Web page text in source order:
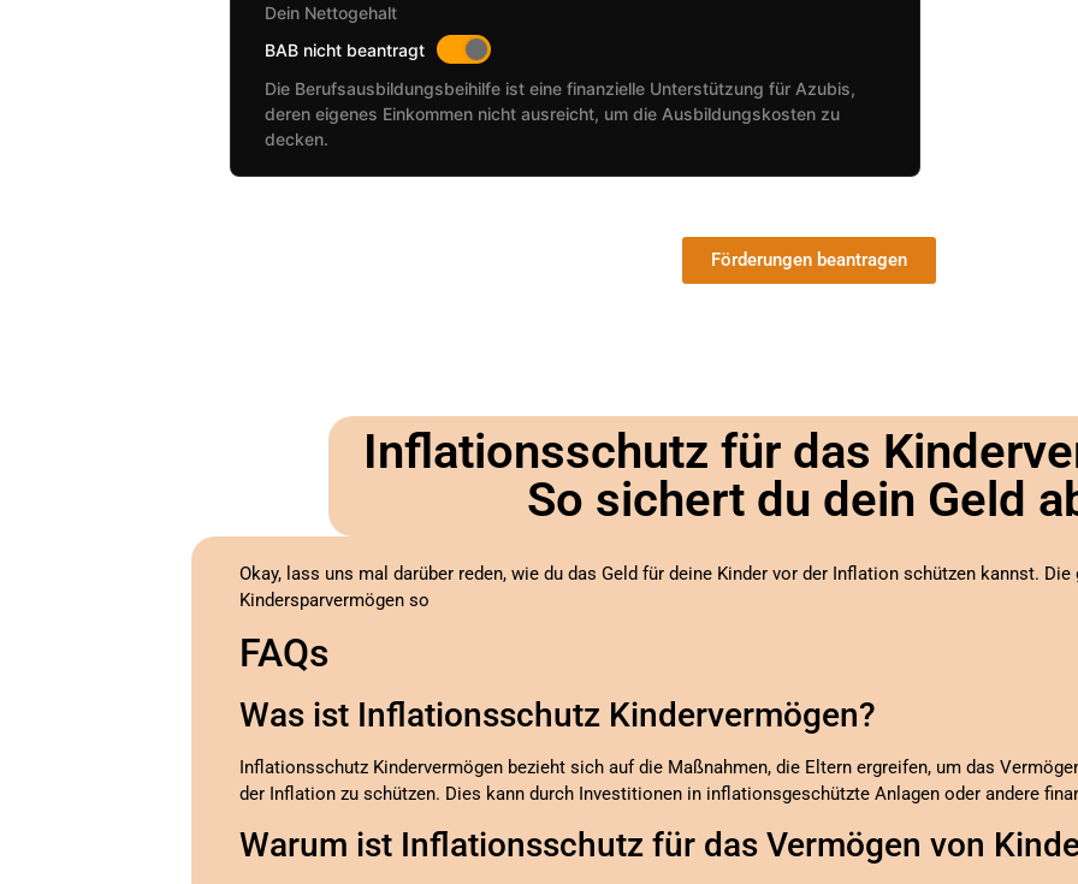
Dein Nettogehalt
BAB nicht beantragt
Die Berufsausbildungsbeihilfe ist eine finanzielle Unterstützung für Azubis,
deren eigenes Einkommen nicht ausreicht, um die Ausbildungskosten zu
decken.
Förderungen beantragen
Inflationsschutz für das
So sichert du dein Geld
Okay, lass uns mal darüber reden, wie du das Geld für deine Kinder vor der Inflation schützen kannst.
Kindersparvermögen so
FAQs
Was ist Inflationsschutz Kindervermögen?
Inflationsschutz Kindervermögen bezieht sich auf die Maßnahmen, die Eltern ergreifen, um das
der Inflation zu schützen. Dies kann durch Investitionen in inflationsgeschützte Anlagen oder andere
Warum ist Inflationsschutz für das Vermögen von